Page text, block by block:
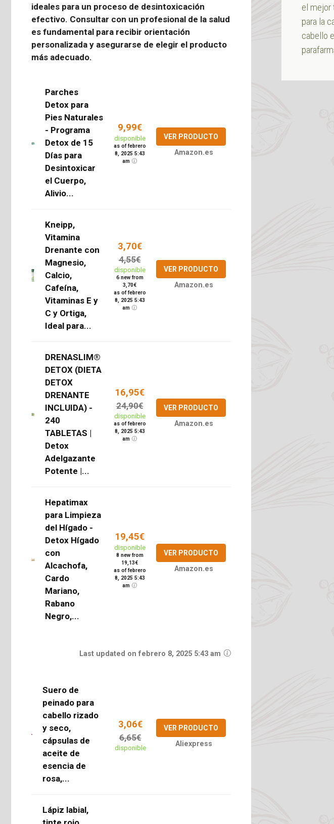
ideales para un proceso de desintoxicación
efectivo. Consultar con un profesional de la salud
es fundamental para recibir orientación
personalizada y asegurarse de elegir el producto
más adecuado.
Parches
Detox para
Pies Naturales
- Programa
Detox de 15
Días para
Desintoxicar
el Cuerpo,
Alivio...
9,99€
disponible
as of febrero
8, 2025 5:43
am
VER PRODUCTO
Amazon.es
Kneipp,
Vitamina
Drenante con
Magnesio,
Calcio,
Cafeína,
Vitaminas E y
C y Ortiga,
Ideal para...
3,70€
4,55€
disponible
6 new from
3,70€
as of febrero
8, 2025 5:43
am
VER PRODUCTO
Amazon.es
DRENASLIM®
DETOX (DIETA
DETOX
DRENANTE
INCLUIDA) -
240
TABLETAS |
Detox
Adelgazante
Potente |...
16,95€
24,90€
disponible
as of febrero
8, 2025 5:43
am
VER PRODUCTO
Amazon.es
Hepatimax
para Limpieza
del Hígado -
Detox Hígado
con
Alcachofa,
Cardo
Mariano,
Rabano
Negro,...
19,45€
disponible
8 new from
19,13€
as of febrero
8, 2025 5:43
am
VER PRODUCTO
Amazon.es
Last updated on febrero 8, 2025 5:43 am
Suero de
peinado para
cabello rizado
y seco,
cápsulas de
aceite de
esencia de
rosa,...
3,06€
6,65€
disponible
VER PRODUCTO
Aliexpress
Lápiz labial,
el mejor
para la
cabello